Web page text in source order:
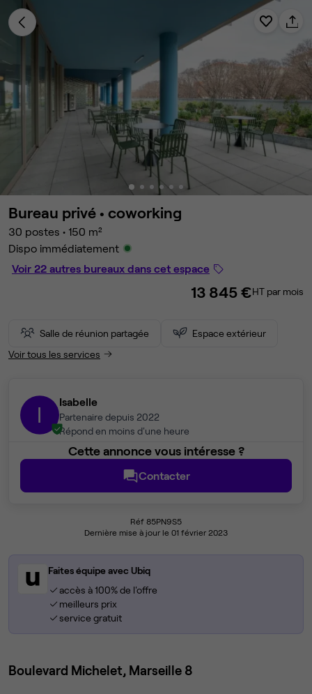
Bureau privé • coworking
30 postes • 150 m²
Dispo immédiatement
Voir 22 autres bureaux dans cet espace
13 845 €HT par mois
Salle de réunion partagée
Espace extérieur
Voir tous les services
I Isabelle
Partenaire depuis 2022
Répond en moins d'une heure
Cette annonce vous intéresse ?
Contacter
Réf 85PN9S5
Dernière mise à jour le 01 février 2023
Faites équipe avec Ubiq
accès à 100% de l'offre
meilleurs prix
service gratuit
Boulevard Michelet, Marseille 8